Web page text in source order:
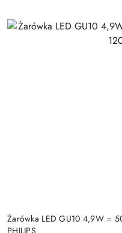
Żarówka LED GU10 4,9W =